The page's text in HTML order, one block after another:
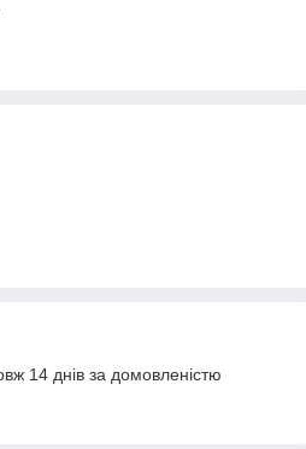
14 днів за домовленістю